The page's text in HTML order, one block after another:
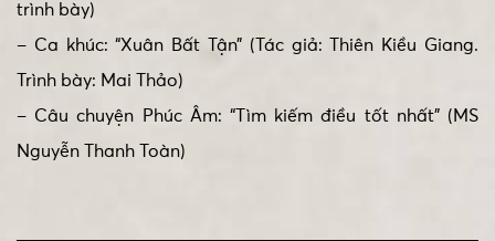
trình bày)
– Ca khúc: “Xuân Bất Tận” (Tác giả: Thiên Kiều Giang.
Trình bày: Mai Thảo)
– Câu chuyện Phúc Âm: “Tìm kiếm điều tốt nhất” (MS
Nguyễn Thanh Toàn)